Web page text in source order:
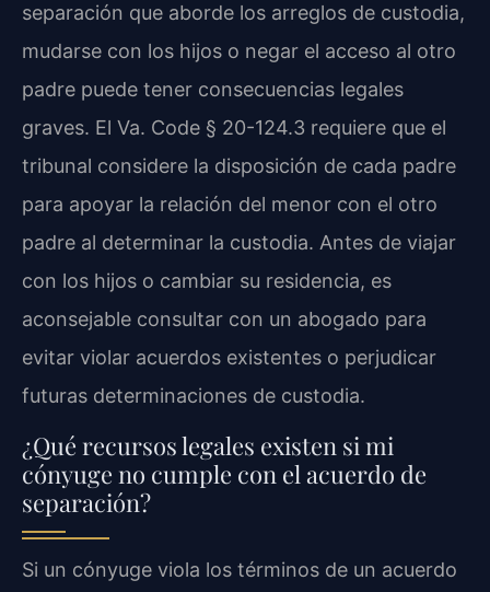
separación que aborde los arreglos de custodia,
mudarse con los hijos o negar el acceso al otro
padre puede tener consecuencias legales
graves. El Va. Code § 20-124.3 requiere que el
tribunal considere la disposición de cada padre
para apoyar la relación del menor con el otro
padre al determinar la custodia. Antes de viajar
con los hijos o cambiar su residencia, es
aconsejable consultar con un abogado para
evitar violar acuerdos existentes o perjudicar
futuras determinaciones de custodia.
¿Qué recursos legales existen si mi
cónyuge no cumple con el acuerdo de
separación?
Si un cónyuge viola los términos de un acuerdo